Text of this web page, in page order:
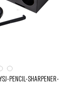
PENCIL-SHARPENER-